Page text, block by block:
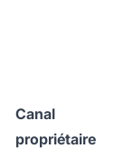
Canal
propriétaire